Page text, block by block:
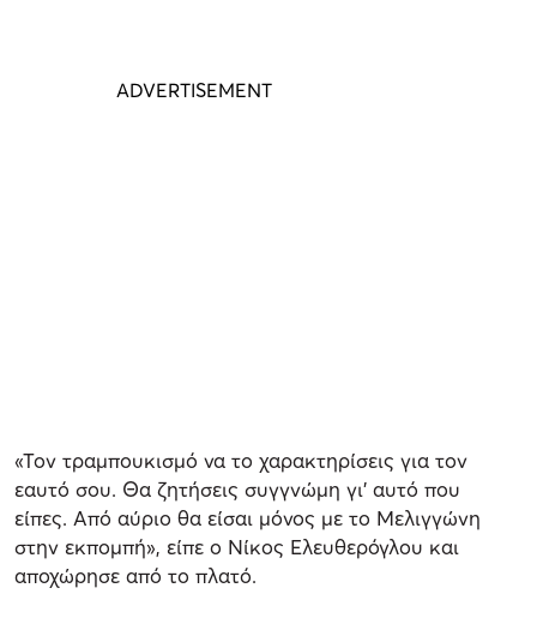
«Τον τραμπουκισμό να το χαρακτηρίσεις για τον
εαυτό σου. Θα ζητήσεις συγγνώμη γι' αυτό που
είπες. Από αύριο θα είσαι μόνος με το Μελιγγώνη
στην εκπομπή», είπε ο Νίκος Ελευθερόγλου και
αποχώρησε από το πλατό.